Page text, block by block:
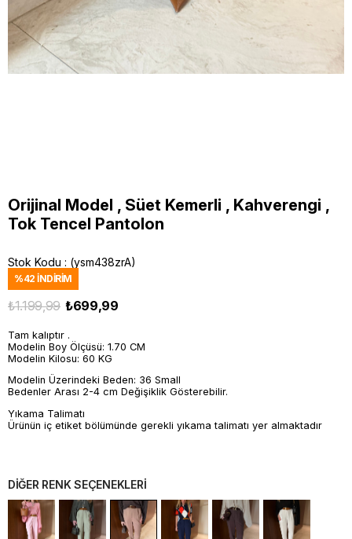
Orijinal Model , Süet Kemerli , Kahverengi ,
Tok Tencel Pantolon
Stok Kodu (ysm438zrA)
%42 İNDIRIM
₺1.199,99 ₺699,99
Tam kalıptır .
Modelin Boy Ölçüsü: 1.70 CM
Modelin Kilosu: 60 KG
Modelin Üzerindeki Beden: 36 Small
Bedenler Arası 2-4 cm Değişiklik Gösterebilir.
Yıkama Talimatı
Ürünün iç etiket bölümünde gerekli yıkama talimatı yer almaktadır
DİĞER RENK SEÇENEKLERİ